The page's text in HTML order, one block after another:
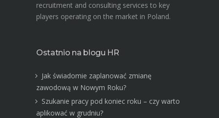
recruitment and consulting services to key
players operating on the market in Poland.
Ostatnio na blogu HR
Jak świadomie zaplanować zmianę
zawodową w Nowym Roku?
Szukanie pracy pod koniec roku – czy warto
aplikować w grudniu?